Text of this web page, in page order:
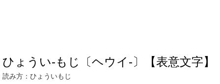
ひょうい‐もじ〔ヘウイ‐〕【表意文字】
読み方：ひょういもじ